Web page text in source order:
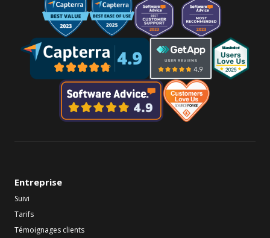
Entreprise
Suivi
Tarifs
Témoignages clients